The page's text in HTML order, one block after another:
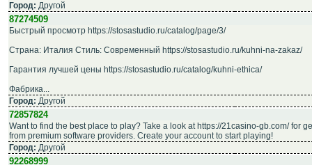
Город: Другой
87274509
Быстрый просмотр https://stosastudio.ru/catalog/page/3/
Страна: Италия Стиль: Современный https://stosastudio.ru/kuhni-na-zakaz/
Гарантия лучшей цены https://stosastudio.ru/catalog/kuhni-ethica/
Фабрика...
Город: Другой
72857824
Want to find the best place to play? Take a look at https://21casino-gb.com/ for
from premium software providers. Create your account to start playing!
Город: Другой
92268999